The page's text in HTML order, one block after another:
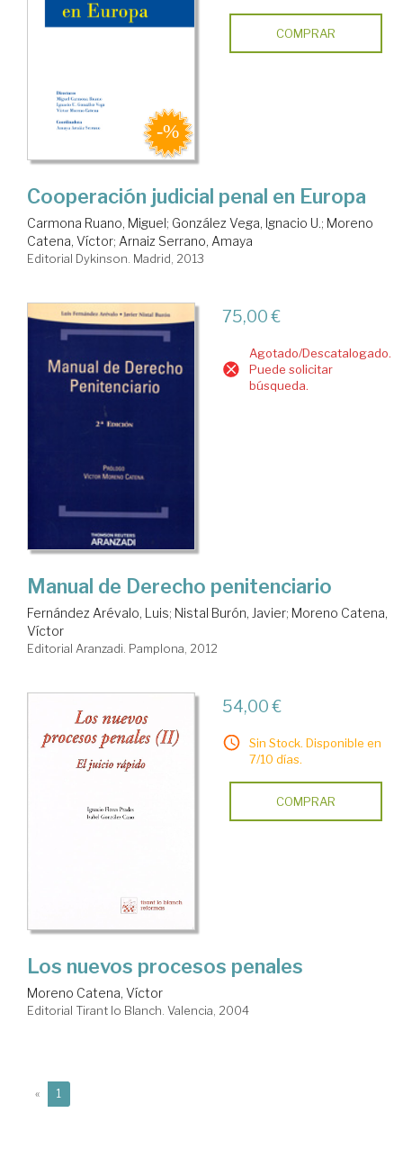
COMPRAR
Cooperación judicial penal en Europa
Carmona Ruano, Miguel; González Vega, Ignacio U.; Moreno
Catena, Víctor; Arnaiz Serrano, Amaya
Editorial Dykinson. Madrid, 2013
75,00 €
Agotado/Descatalogado.
Puede solicitar
búsqueda.
Manual de Derecho penitenciario
Fernández Arévalo, Luis; Nistal Burón, Javier; Moreno Catena,
Víctor
Editorial Aranzadi. Pamplona, 2012
54,00 €
Sin Stock. Disponible en
7/10 días.
COMPRAR
Los nuevos procesos penales
Moreno Catena, Víctor
Editorial Tirant lo Blanch. Valencia, 2004
« 1